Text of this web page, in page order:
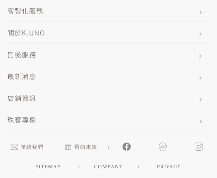
客製化服務
關於K.UNO
售後服務
最新消息
店鋪資訊
珠寶專欄
聯絡我們 預約來店
SITEMAP COMPANY PRIVACY